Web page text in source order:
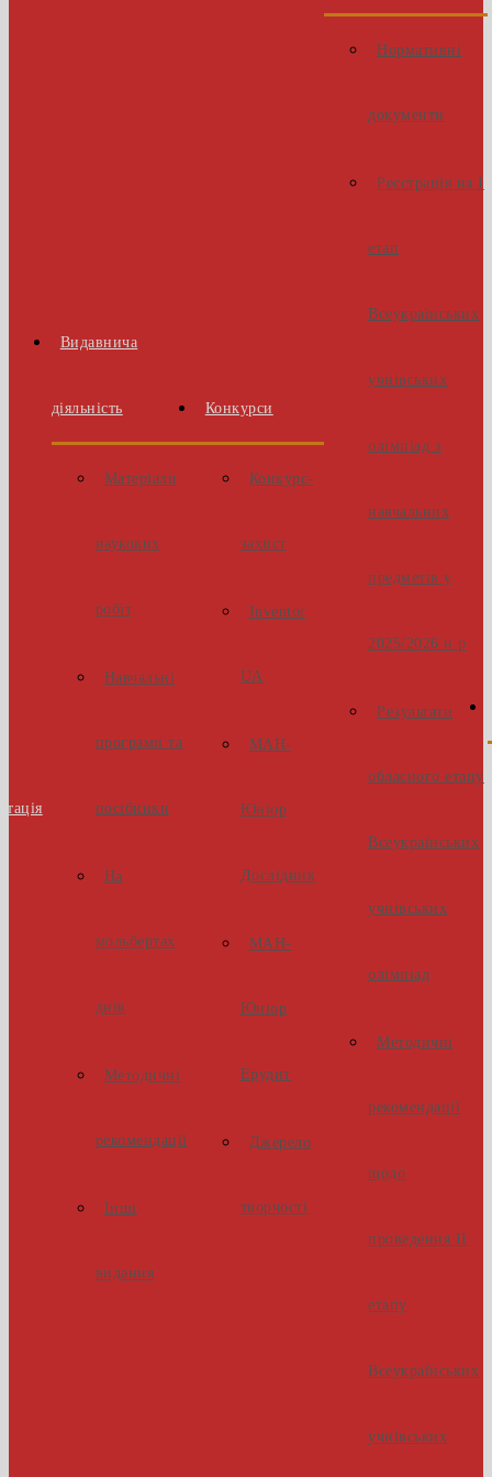
Видавнича
діяльність
Матеріали
наукових
робіт
Навчальні
програми та
посібники
На
мольбертах
днів
Методичні
рекомендації
Інші
видання
Конкурси
Конкурс-
захист
Inventor
UA
МАН-
Юніор
Дослідник
МАН-
Юніор
Ерудит
Джерело
творчості
Нормативні
документи
Реєстрація на І
етап
Всеукраїнських
учнівських
олімпіад з
навчальних
предметів у
2025/2026 н.р
Результати
обласного етапу
Всеукраїнських
учнівських
олімпіад
Методичні
рекомендації
щодо
проведення ІІ
етапу
Всеукраїнських
учнівських